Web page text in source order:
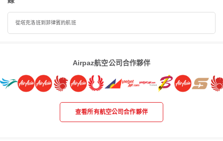
從塔克洛班到菲律賓的航班
Airpaz航空公司合作夥伴
查看所有航空公司合作夥伴